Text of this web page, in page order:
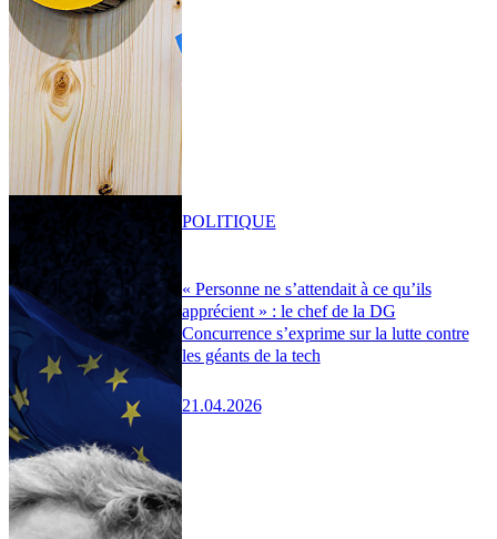
« Personne ne s’attendait à ce qu’ils
apprécient » : le chef de la DG
Concurrence s’exprime sur la lutte contre
les géants de la tech
21.04.2026
POLITIQUE